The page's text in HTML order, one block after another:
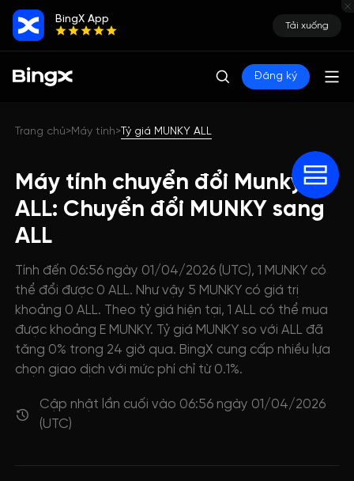
BingX App
Tải xuống
Đăng ký
Trang chủ>Máy tính>Tỷ giá MUNKY ALL
Máy tính chuyển đổi Munky
ALL: Chuyển đổi MUNKY sang
ALL
Tính đến 06:56 ngày 01/04/2026 (UTC), 1 MUNKY có
thể đổi được 0 ALL. Như vậy 5 MUNKY có giá trị
khoảng 0 ALL. Theo tỷ giá hiện tại, 1 ALL có thể mua
được khoảng E MUNKY. Tỷ giá MUNKY so với ALL đã
tăng 0% trong 24 giờ qua. BingX cung cấp nhiều lựa
chọn giao dịch với mức phí chỉ từ 0.1%.
Cập nhật lần cuối vào 06:56 ngày 01/04/2026
(UTC)